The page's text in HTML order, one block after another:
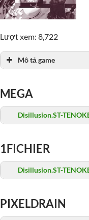
Lượt xem: 8,722
Mô tả game
MEGA
Disillusion.ST-
1FICHIER
Disillusion.ST-
PIXELDRAIN